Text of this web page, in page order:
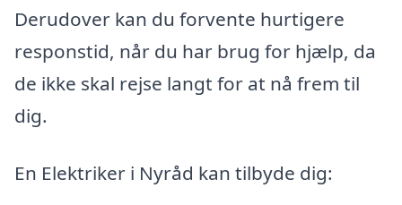
Derudover kan du forvente hurtigere
responstid, når du har brug for hjælp, da
de ikke skal rejse langt for at nå frem til
dig.
En Elektriker i Nyråd kan tilbyde dig: